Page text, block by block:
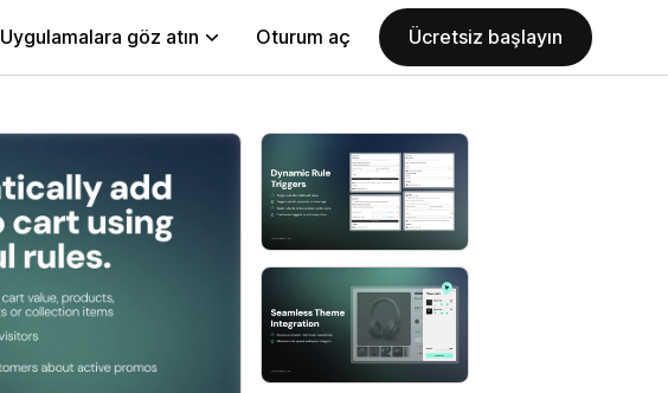
Uygulamalara göz atın Oturum aç Ücretsiz başlayın